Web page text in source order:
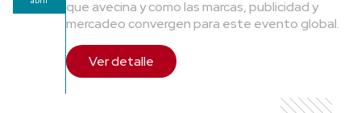
que avecina y como las marcas, publicidad y
mercadeo convergen para este evento global.
Ver detalle